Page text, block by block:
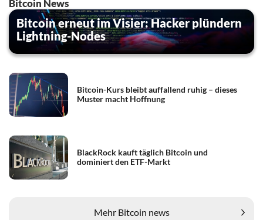
Bitcoin News
Bitcoin erneut im Visier: Hacker plündern
Lightning-Nodes
Bitcoin-Kurs bleibt auffallend ruhig – dieses
Muster macht Hoffnung
BlackRock kauft täglich Bitcoin und
dominiert den ETF-Markt
Mehr Bitcoin news